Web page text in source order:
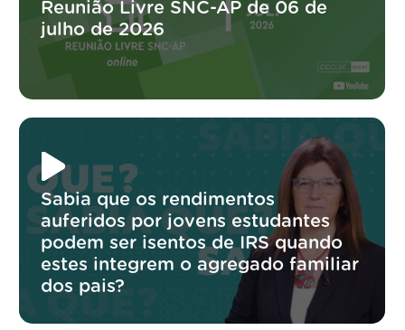
Reunião Livre SNC-AP de 06 de
julho de 2026
Sabia que os rendimentos
auferidos por jovens estudantes
podem ser isentos de IRS quando
estes integrem o agregado familiar
dos pais?